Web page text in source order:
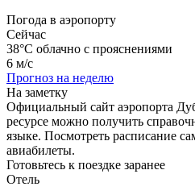
Погода в аэропорту
Сейчас
38°C облачно с прояснениями
6 м/с
Прогноз на неделю
На заметку
Официальный сайт аэропорта
ресурсе можно получить
языке. Посмотреть расписание
авиабилеты.
Готовьтесь к поездке заранее
Отель